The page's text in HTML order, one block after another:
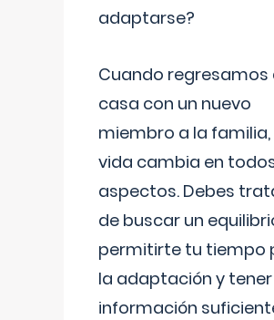
adaptarse?
Cuando regresamos
casa con un nuevo
miembro a la familia,
vida cambia en
aspectos. Debes
de buscar un
permitirte tu tiempo
la adaptación y
información